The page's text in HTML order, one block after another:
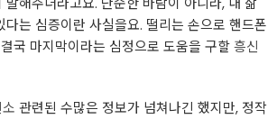
다는 심증이란 사실을요. 떨리는 손으로 핸드폰
국 마지막이라는 심정으로 도움을 구할흥신
관련된 수많은 정보가 넘쳐나긴 했지만, 정작